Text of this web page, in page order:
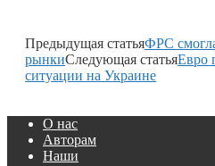
Предыдущая статьяФРС
рынкиСледующая статьяЕвро
ситуации на Украине
О нас
Авторам
Наши